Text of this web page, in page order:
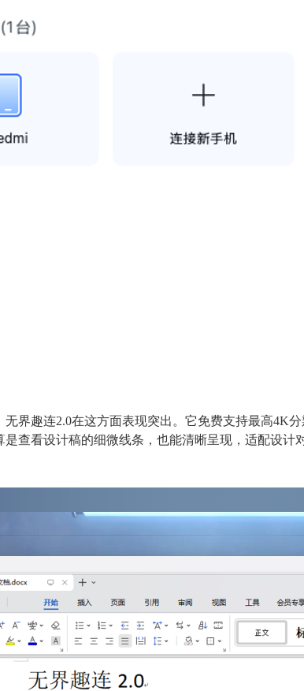
界趣连2.0在这方面表现突出。它免费支持最高4K
查看设计稿的细微线条，也能清晰呈现，适配设计